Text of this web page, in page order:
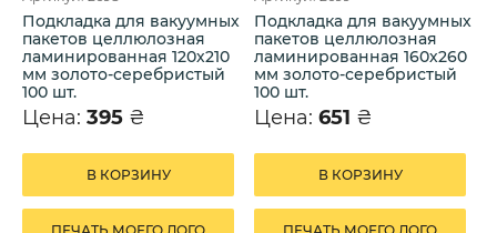
Подкладка для вакуумных
пакетов целлюлозная
ламинированная 120х210
мм золото-серебристый
100 шт.
Цена: 395 ₴
В КОРЗИНУ
Подкладка для вакуумных
пакетов целлюлозная
ламинированная 160х260
мм золото-серебристый
100 шт.
Цена: 651 ₴
В КОРЗИНУ